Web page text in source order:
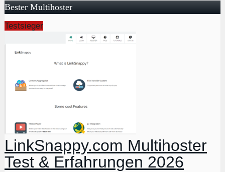
Bester Multihoster
Testsieger
LinkSnappy.com Multihoster
Test & Erfahrungen 2026